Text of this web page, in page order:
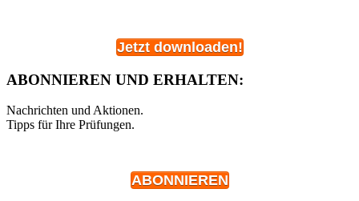
Jetzt downloaden!
ABONNIEREN UND ERHALTEN:
Nachrichten und Aktionen.
Tipps für Ihre Prüfungen.
ABONNIEREN